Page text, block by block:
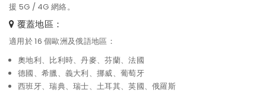
援 5G / 4G 網絡。
覆蓋地區：
適用於 16 個歐洲及俄語地區：
奧地利、比利時、丹麥、芬蘭、法國
德國、希臘、義大利、挪威、葡萄牙
西班牙、瑞典、瑞士、土耳其、英國、俄羅斯